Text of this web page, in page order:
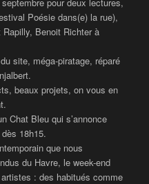
Poésie dans(e) la rue),
Benoit Richter à
site, méga-piratage, réparé
beaux projets, on vous en
Chat Bleu qui s’annonce
18h15.
que nous
du Havre, le week-end
: des habitués comme